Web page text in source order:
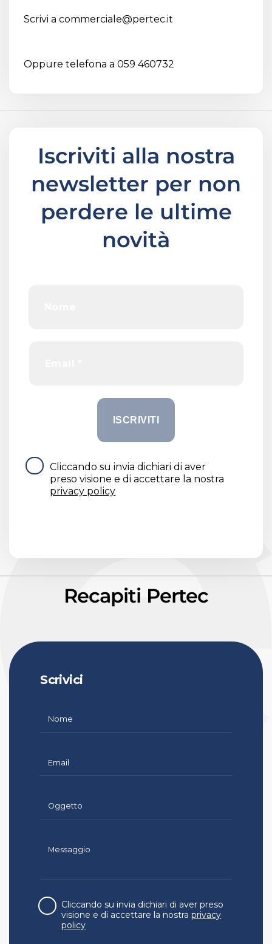
Scrivi a commerciale@pertec.it
Oppure telefona a 059 460732
Iscriviti alla nostra
newsletter per non
perdere le ultime
novità
Cliccando su invia dichiari di aver
preso visione e di accettare la nostra
privacy policy
Recapiti Pertec
Scrivici
Cliccando su invia dichiari di aver preso
visione e di accettare la nostraprivacy
policy